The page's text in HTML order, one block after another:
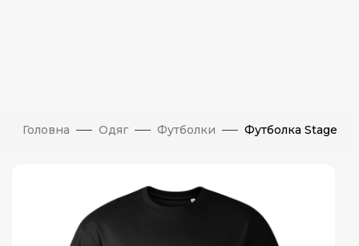
Головна Одяг Футболки Футболка Stage